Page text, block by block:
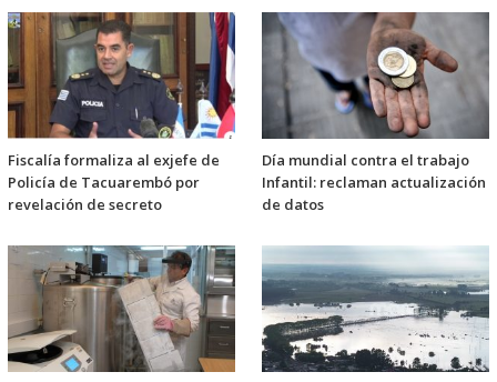
Fiscalía formaliza al exjefe de
Policía de Tacuarembó por
revelación de secreto
Día mundial contra el trabajo
Infantil: reclaman actualización
de datos